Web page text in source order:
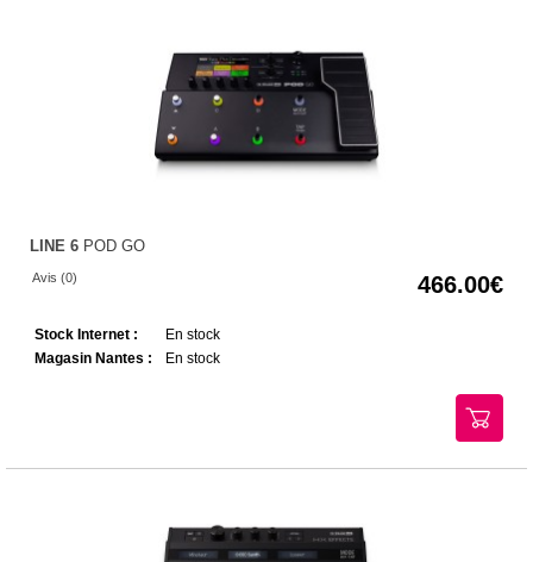
LINE 6 POD GO
Avis (0) 466.00
Stock Internet :
En stock
Magasin Nantes :
En stock